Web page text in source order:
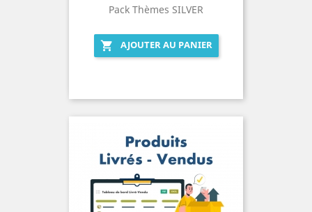
Pack Thèmes SILVER
 AJOUTER AU PANIER